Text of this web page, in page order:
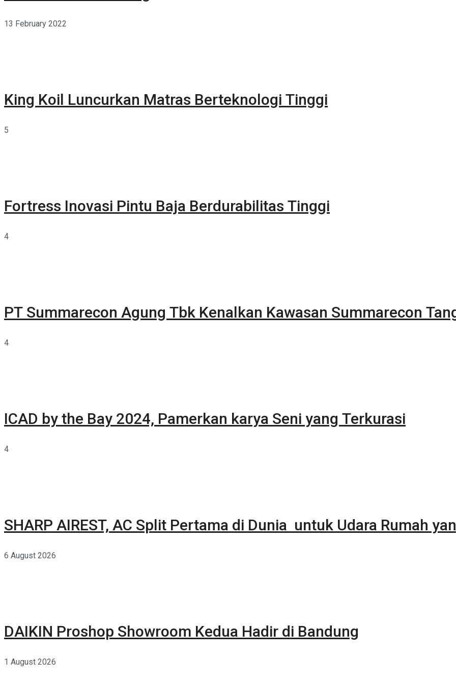
13 February 2022
King Koil Luncurkan Matras Berteknologi Tinggi
5
Fortress Inovasi Pintu Baja Berdurabilitas Tinggi
4
PT Summarecon Agung Tbk Kenalkan Kawasan Summarecon
4
ICAD by the Bay 2024, Pamerkan karya Seni yang Terkurasi
4
SHARP AIREST, AC Split Pertama di Dunia untuk Udara Rumah
6 August 2026
DAIKIN Proshop Showroom Kedua Hadir di Bandung
1 August 2026